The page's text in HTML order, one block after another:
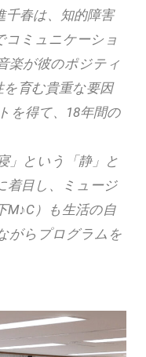
春は、知的障害
コミュニケーショ
楽が彼のポジティ
を育む貴重な要因
を得て、18年間の
」という「静」と
着目し、ミュージ
M♪C）も生活の自
がらプログラムを